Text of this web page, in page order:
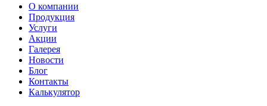
О компании
Продукция
Услуги
Акции
Галерея
Новости
Блог
Контакты
Калькулятор